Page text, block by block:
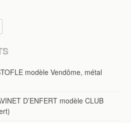
modèle Vendôme, métal
D’ENFERT modèle CLUB